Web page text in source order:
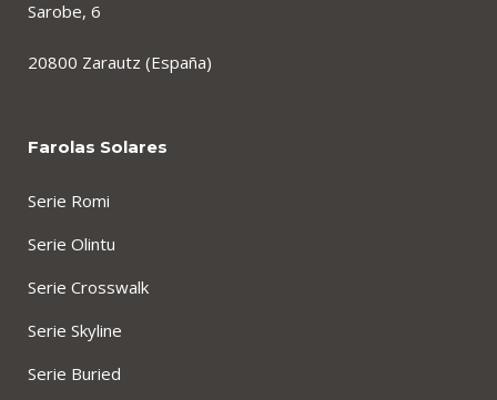
Sarobe, 6
20800 Zarautz (España)
Farolas Solares
Serie Romi
Serie Olintu
Serie Crosswalk
Serie Skyline
Serie Buried